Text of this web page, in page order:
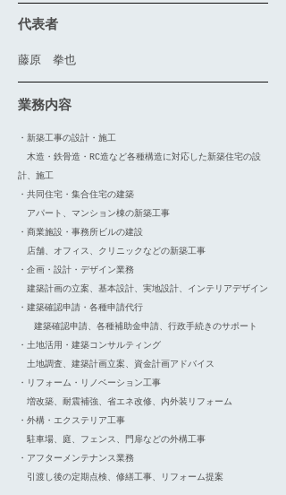
代表者
藤原 拳也
業務内容
・新築工事の設計・施工
木造・鉄骨造・RC造など各種構造に対応した新築住宅の設
計、施工
・共同住宅・集合住宅の建築
アパート、マンション棟の新築工事
・商業施設・事務所ビルの建設
店舗、オフィス、クリニックなどの新築工事
・企画・設計・デザイン業務
建築計画の立案、基本設計、実地設計、インテリアデザイン
​・建築確認申請・各種申請代行
建築確認申請、各種補助金申請、行政手続きのサポート
・土地活用・建築コンサルティング
土地調査、建築計画立案、資金計画アドバイス
・リフォーム・リノベーション工事
増改築、耐震補強、省エネ改修、内外装リフォーム
・外構・エクステリア工事
駐車場、庭、フェンス、門扉などの外構工事
・アフターメンテナンス業務
​ 引渡し後の定期点検、修繕工事、リフォーム提案